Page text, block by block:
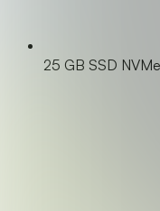
25 GB SSD NVMe